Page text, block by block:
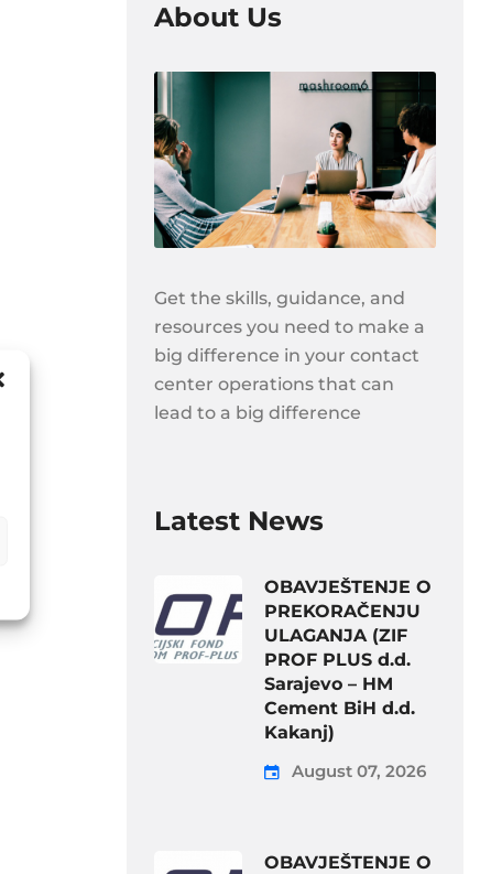
About Us
Get the skills, guidance, and
resources you need to make a
big difference in your contact
center operations that can
lead to a big difference
Latest News
OBAVJEŠTENJE O
PREKORAČENJU
ULAGANJA (ZIF
PROF PLUS d.d.
Sarajevo – HM
Cement BiH d.d.
Kakanj)
August 07, 2026
OBAVJEŠTENJE O